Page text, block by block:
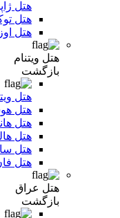
هتل
هتل
هتل
هتل ویتنام
بازگشت
هتل
هتل
هتل
هتل
هتل
هتل
هتل عراق
بازگشت